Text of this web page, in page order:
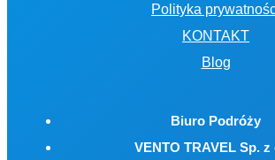
Polityka
KONTAKT
Blog
Biuro Podróży
VENTO TRAVEL Sp. z